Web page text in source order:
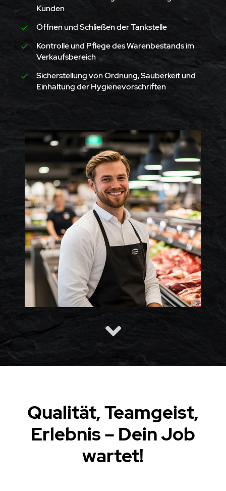
Kunden
Öffnen und Schließen der Tankstelle
Kontrolle und Pflege des Warenbestands im
Verkaufsbereich
Sicherstellung von Ordnung, Sauberkeit und
Einhaltung der Hygienevorschriften
Qualität, Teamgeist,
Erlebnis – Dein Job
wartet!